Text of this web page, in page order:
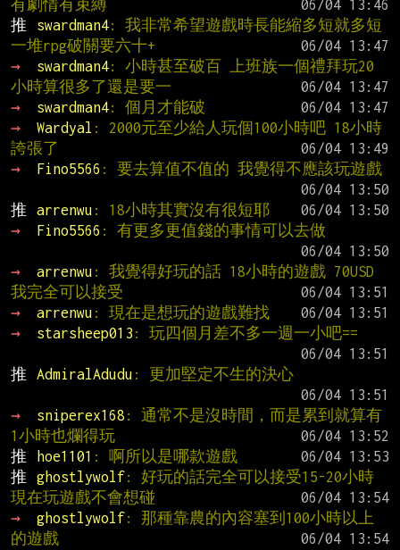
有劇情有束縛
推
swardman4: 我非常希望遊戲時長能縮多短就多短
一堆rpg破關要六十+
→
swardman4: 小時甚至破百 上班族一個禮拜玩20
小時算很多了還是要一
→
swardman4: 個月才能破
→
Wardyal : 2000元至少給人玩個100小時吧 18小時
誇張了
→
Fino5566 : 要去算值不值的 我覺得不應該玩遊戲
推
arrenwu : 18小時其實沒有很短耶
→
Fino5566 : 有更多更值錢的事情可以去做
→
arrenwu : 我覺得好玩的話 18小時的遊戲 70USD
我完全可以接受
→
arrenwu : 現在是想玩的遊戲難找
→
starsheep013 : 玩四個月差不多一週一小吧==
推
AdmiralAdudu : 更加堅定不生的決心
→
sniperex168 : 通常不是沒時間，而是累到就算有
1小時也爛得玩
推
hoe1101 : 啊所以是哪款遊戲
推
ghostlywolf: 好玩的話完全可以接受15-20小時
現在玩遊戲不會想碰
→
ghostlywolf: 那種靠農的內容塞到100小時以上
的遊戲